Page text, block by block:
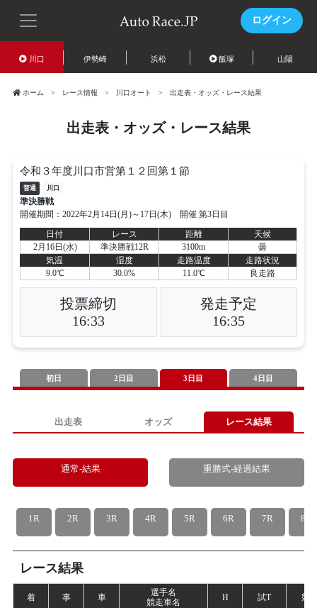
ログイン
川口 伊勢崎 浜松 飯塚 山陽
ホーム レース情報 川口オート 出走表・オッズ・レース結果
出走表・オッズ・レース結果
令和３年度川口市営第１２回第１節
普通 川口
準決勝戦
開催期間：2022年2月14日(月)～17日(木) 開催 第3日目
日付
レース 距離
天候
2月16日(水)
準決勝戦12R 3100m
曇
気温
湿度 走路温度
走路状況
9.0℃
30.0% 11.0℃ 良走路
投票締切
16:33
発走予定
16:35
初日 2日目 3日目 4日目
出走表 オッズ レース結果
通常-結果 重勝式-経過結果
1R 2R 3R 4R 5R 6R 7R 8R
レース結果
着 事 車
選手名
競走車名
H 試T 競